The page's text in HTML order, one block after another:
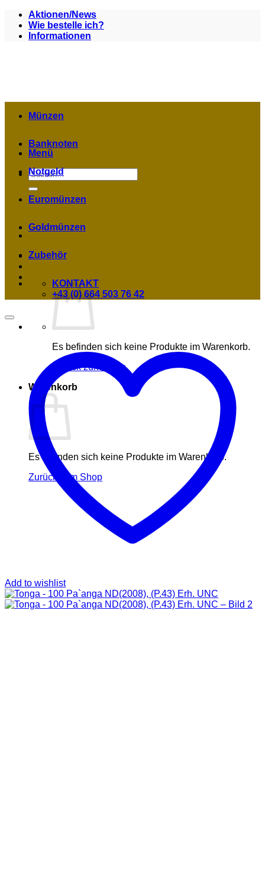
Zum
Inhalt
springen
Aktionen/News
Wie bestelle ich?
Informationen
Menü
Suchen
nach:
Es befinden sich keine Produkte im Warenkorb.
Zurück zum Shop
Warenkorb
Es befinden sich keine Produkte im Warenkorb.
Zurück zum Shop
Münzen
Banknoten
Notgeld
Euromünzen
Goldmünzen
Zubehör
KONTAKT
+43 (0) 664 503 76 42
Add to wishlist